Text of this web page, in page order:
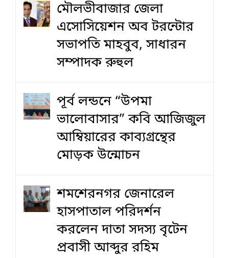
মৌলভীবাজার জেলা
এসোসিয়েশন অব টরন্টোর
সভাপতি মাহবুব, সাধারন
সম্পাদক রুহুল
পূর্ব লন্ডনে “উপমা
ভালোবাসার” কবি আজিজুল
আম্বিয়ারের কাব্যগ্রন্থের
মোড়ক উন্মোচন
শমশেরনগর জেনারেল
হাসপাতাল পরিদর্শন
করলেন দাতা সদস্য বৃটেন
প্রবাসী আব্দুর রহিম